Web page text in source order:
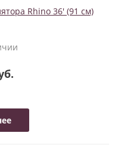
Rhino 36' (91 см)